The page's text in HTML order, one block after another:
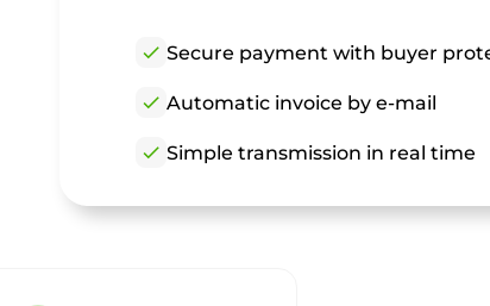
check Secure payment with buyer
check Automatic invoice by e-mail
check Simple transmission in real time